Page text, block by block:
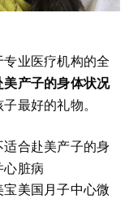
业医疗机构的全
美产子的身体状况
最好的礼物。
适合赴美产子的身
心脏病
美国月子中心微